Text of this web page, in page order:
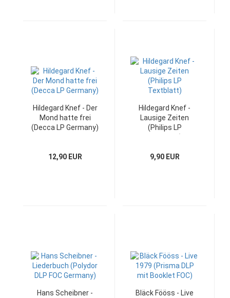
Hildegard Knef - Der
Mond hatte frei
(Decca LP Germany)
12,90 EUR
Hildegard Knef -
Lausige Zeiten
(Philips LP
9,90 EUR
Hans Scheibner -
Bläck Fööss - Live